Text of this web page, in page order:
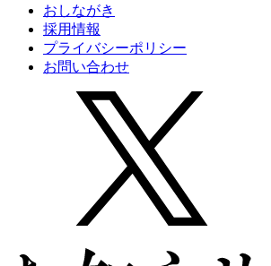
おしながき
採用情報
プライバシーポリシー
お問い合わせ